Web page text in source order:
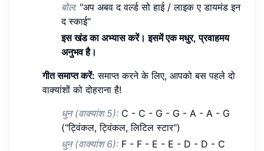
बोल: "अप अबव द वर्ल्ड सो हाई / लाइक ए डायमंड इन
द स्काई"
इस खंड का अभ्यास करें। इसमें एक मधुर, प्रवाहमय
अनुभव है।
गीत समाप्त करें: समाप्त करने के लिए, आपको बस पहले दो
वाक्यांशों को दोहराना है!
धुन (वाक्यांश 5): C - C - G - G - A - A - G
("ट्विंकल, ट्विंकल, लिटिल स्टार")
धुन (वाक्यांश 6): F - F - E - E - D - D - C